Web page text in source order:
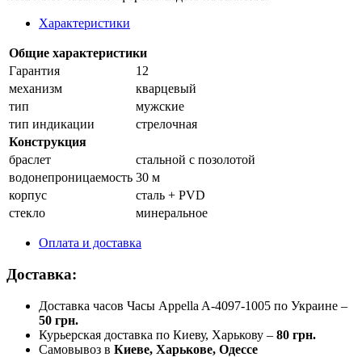
Характеристики
Общие характеристики
Гарантия
12
механизм
кварцевый
тип
мужские
тип индикации
стрелочная
Конструкция
браслет
стальной с позолотой
водонепроницаемость 30 м
корпус
сталь + PVD
стекло
минеральное
Оплата и доставка
Доставка:
Доставка часов Часы Appella A-4097-1005 по Украине –
50 грн.
Курьерская доставка по Киеву, Харькову – 80 грн.
Самовывоз в Киеве, Харькове, Одессе